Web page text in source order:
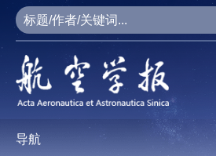
导航